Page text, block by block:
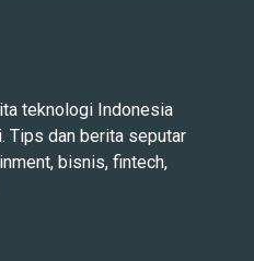
teknologi Indonesia
Tips dan berita seputar
bisnis, fintech,